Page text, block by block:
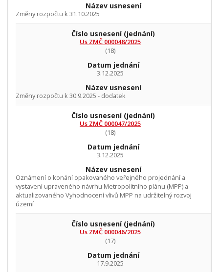
Název usnesení
Změny rozpočtu k 31.10.2025
Číslo usnesení(jednání)
Us ZMČ 000048/2025
(18)
Datum jednání
3.12.2025
Název usnesení
Změny rozpočtu k 30.9.2025 - dodatek
Číslo usnesení(jednání)
Us ZMČ 000047/2025
(18)
Datum jednání
3.12.2025
Název usnesení
Oznámení o konání opakovaného veřejného projednání a
vystavení upraveného návrhu Metropolitního plánu (MPP) a
aktualizovaného Vyhodnocení vlivů MPP na udržitelný rozvoj
území
Číslo usnesení(jednání)
Us ZMČ 000046/2025
(17)
Datum jednání
17.9.2025